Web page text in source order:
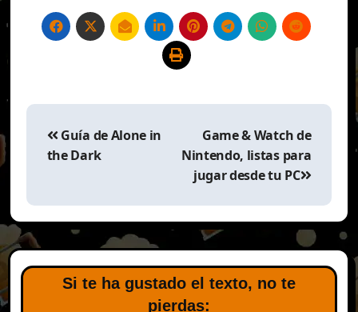
Navegación
entradas
Guía de Alone in
the Dark
Game & Watch de
Nintendo, listas para
jugar desde tu PC
Si te ha gustado el texto, no te
pierdas: